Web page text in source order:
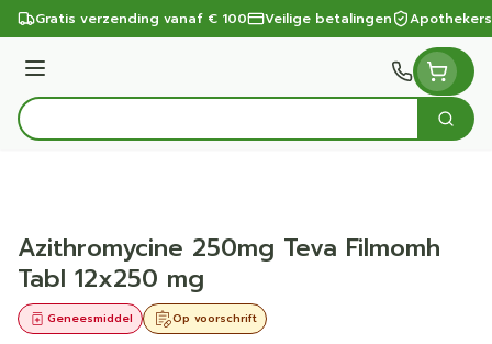
Ga naar de inhoud
Gratis verzending vanaf € 100 Veilige betalingen
Menu
Product, merk, categorie...
Zoek
Azithromycine 250mg Teva Filmomh
Tabl 12x250 mg
Op voorschrift
Geneesmiddel